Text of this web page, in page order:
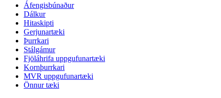
Áfengisbúnaður
Dálkur
Hitaskipti
Gerjunartæki
Þurrkari
Stálgámur
Fjöláhrifa uppgufunartæki
Kornþurrkari
MVR uppgufunartæki
Önnur tæki